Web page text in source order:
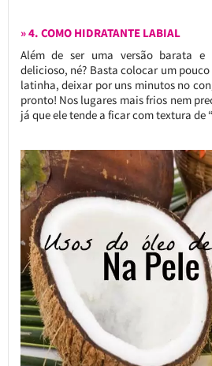
» 4. COMO HIDRATANTE LABIAL
Além de ser uma versão barata e
delicioso, né? Basta colocar um
latinha, deixar por uns minutos no
pronto! Nos lugares mais frios nem
já que ele tende a ficar com textura de